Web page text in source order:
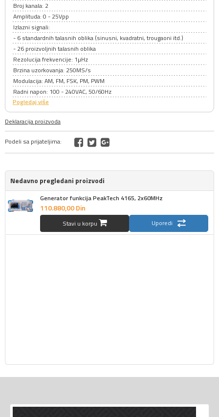
Broj kanala: 2
Amplituda: 0 - 25Vpp
Izlazni signali:
- 6 standardnih talasnih oblika (sinusni, kvadratni, trougaoni itd.)
- 26 proizvoljnih talasnih oblika
Rezolucija frekvencije: 1µHz
Brzina uzorkovanja: 250MS/s
Modulacija: AM, FM, FSK, PM, PWM
Radni napon: 100 - 240VAC, 50/60Hz
Pogledaj više
Deklaracija proizvoda
Podeli sa prijateljima:
Nedavno pregledani proizvodi
Generator funkcija PeakTech 4165, 2x60MHz
110.880,00Din
Stavi u korpu Uporedi